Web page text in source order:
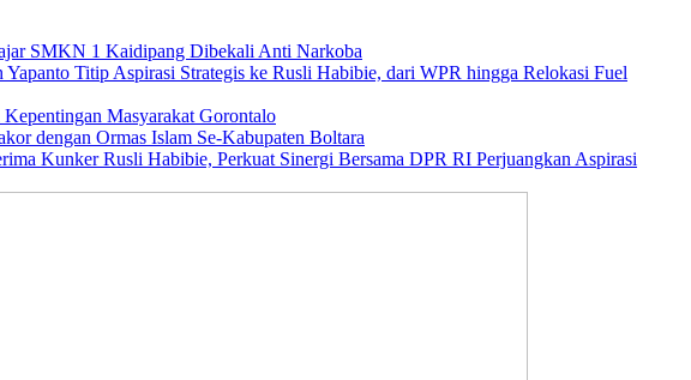
SMKN 1 Kaidipang Dibekali Anti Narkoba
Yapanto Titip Aspirasi Strategis ke Rusli Habibie, dari WPR hingga Relokasi Fuel
Masyarakat Gorontalo
dengan Ormas Islam Se-Kabupaten Boltara
Kunker Rusli Habibie, Perkuat Sinergi Bersama DPR RI Perjuangkan Aspirasi